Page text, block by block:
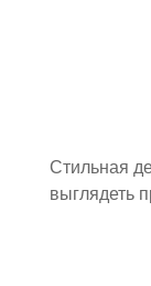
Стильная
выглядеть